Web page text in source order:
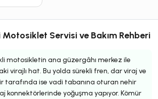
Motosiklet Servisi ve Bakım Rehberi
motosikletin ana güzergâhı merkez ile
virajlı hat. Bu yolda sürekli fren, dar viraj ve
tarafında ise vadi tabanına oturan nehir
konnektörlerinde yoğuşma yapıyor. Kömür